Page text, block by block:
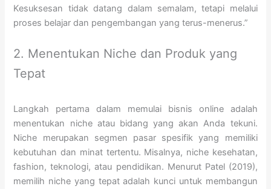
Kesuksesan tidak datang dalam semalam, tetapi melalui
proses belajar dan pengembangan yang terus-menerus.”
2. Menentukan Niche dan Produk yang
Tepat
Langkah pertama dalam memulai bisnis online adalah
menentukan niche atau bidang yang akan Anda tekuni.
Niche merupakan segmen pasar spesifik yang memiliki
kebutuhan dan minat tertentu. Misalnya, niche kesehatan,
fashion, teknologi, atau pendidikan. Menurut Patel (2019),
memilih niche yang tepat adalah kunci untuk membangun